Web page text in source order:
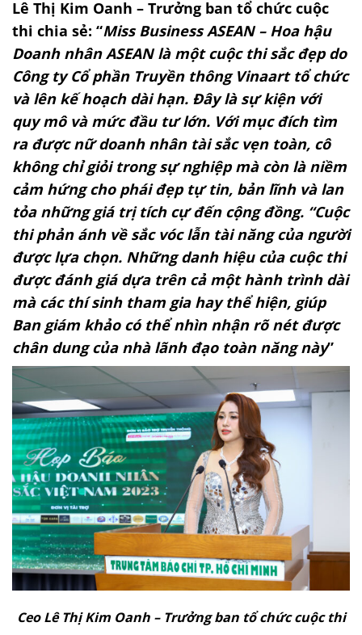
Lê Thị Kim Oanh – Trưởng ban tổ chức cuộc
thi chia sẻ: “Miss Business ASEAN – Hoa hậu
Doanh nhân ASEAN là một cuộc thi sắc đẹp do
Công ty Cổ phần Truyền thông Vinaart tổ chức
và lên kế hoạch dài hạn. Đây là sự kiện với
quy mô và mức đầu tư lớn. Với mục đích tìm
ra được nữ doanh nhân tài sắc vẹn toàn, cô
không chỉ giỏi trong sự nghiệp mà còn là niềm
cảm hứng cho phái đẹp tự tin, bản lĩnh và lan
tỏa những giá trị tích cự đến cộng đồng. “Cuộc
thi phản ánh về sắc vóc lẫn tài năng của người
được lựa chọn. Những danh hiệu của cuộc thi
được đánh giá dựa trên cả một hành trình dài
mà các thí sinh tham gia hay thể hiện, giúp
Ban giám khảo có thể nhìn nhận rõ nét được
chân dung của nhà lãnh đạo toàn năng này”
Ceo Lê Thị Kim Oanh – Trưởng ban tổ chức cuộc thi